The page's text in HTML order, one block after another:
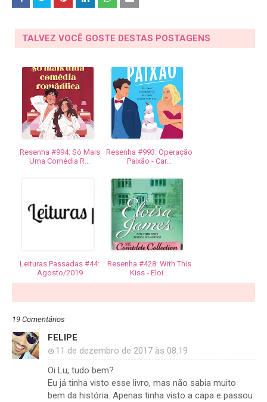
TALVEZ VOCÊ GOSTE DESTAS POSTAGENS
Resenha #994: Só Mais
Uma Comédia R...
Resenha #993: Operação
Paixão - Car...
Leituras Passadas #44:
Agosto/2019
Resenha #428: With This
Kiss - Eloi...
19 Comentários
FELIPE
11 de dezembro de 2017 às 08:19
Oi Lu, tudo bem?
Eu já tinha visto esse livro, mas não sabia muito
bem da história. Apenas tinha visto a capa e passou